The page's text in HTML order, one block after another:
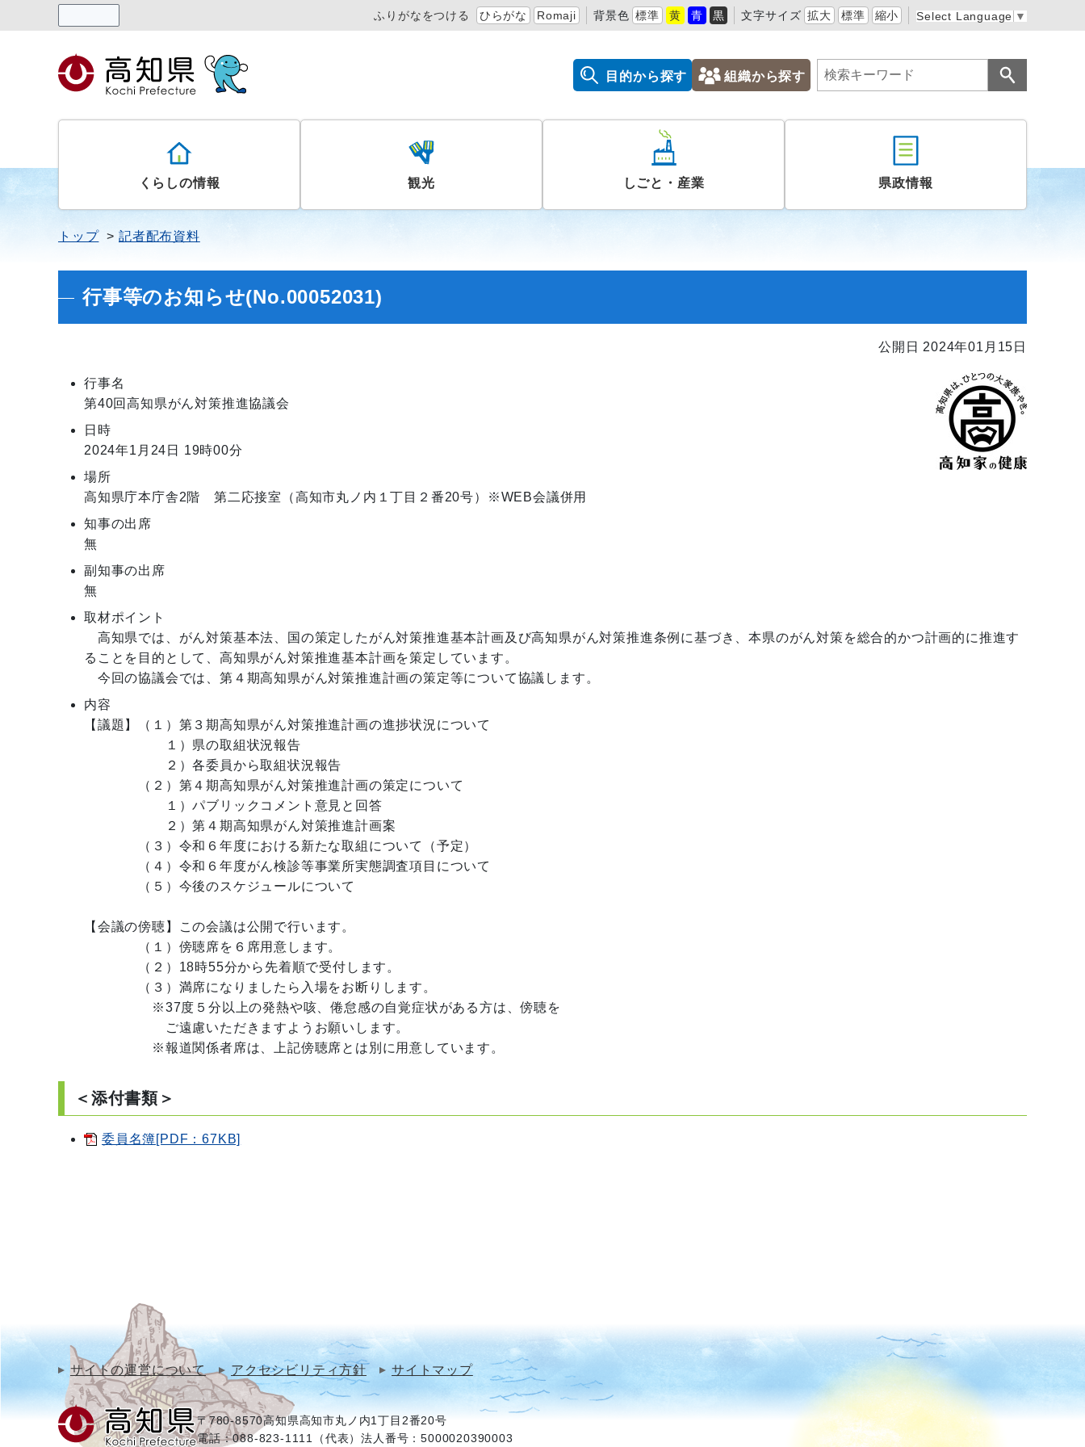
ふりがなをつける ひらがな Romaji 背景色 標準 黄 青 黒 文字サイズ 拡大 標準 縮小 Select Language ▼
目的から探す 組織から探す
くらしの情報 観光 しごと・産業 県政情報
トップ 記者配布資料
行事等のお知らせ(No.00052031)
公開日 2024年01月15日
行事名
第40回高知県がん対策推進協議会
日時
2024年1月24日
19時00分
場所
高知県庁本庁舎2階 第二応接室（高知市丸ノ内１丁目２番20号）※WEB会議併用
知事の出席
無
副知事の出席
無
取材ポイント
高知県では、がん対策基本法、国の策定したがん対策推進基本計画及び高知県がん対策推進条例に基づき、本県のがん対策を総合的かつ計画的に推進す
ることを目的として、高知県がん対策推進基本計画を策定しています。
今回の協議会では、第４期高知県がん対策推進計画の策定等について協議します。
内容
【議題】（１）第３期高知県がん対策推進計画の進捗状況について
１）県の取組状況報告
２）各委員から取組状況報告
（２）第４期高知県がん対策推進計画の策定について
１）パブリックコメント意見と回答
２）第４期高知県がん対策推進計画案
（３）令和６年度における新たな取組について（予定）
（４）令和６年度がん検診等事業所実態調査項目について
（５）今後のスケジュールについて
【会議の傍聴】この会議は公開で行います。
（１）傍聴席を６席用意します。
（２）18時55分から先着順で受付します。
（３）満席になりましたら入場をお断りします。
※37度５分以上の発熱や咳、倦怠感の自覚症状がある方は、傍聴を
ご遠慮いただきますようお願いします。
＜添付書類＞
委員名簿[PDF：67KB]
サイトの運営について アクセシビリティ方針 サイトマップ
〒780-8570高知県高知市丸ノ内1丁目2番20号
電話：088-823-1111（代表）法人番号：5000020390003